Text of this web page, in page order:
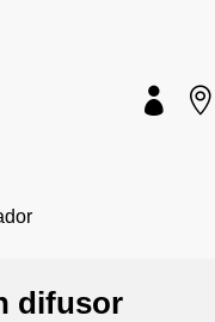
 
difusor